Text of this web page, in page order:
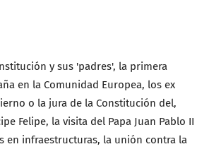
y sus 'padres', la primera
en la Comunidad Europea, los ex
o la jura de la Constitución del,
Felipe, la visita del Papa Juan Pablo II
en infraestructuras, la unión contra la